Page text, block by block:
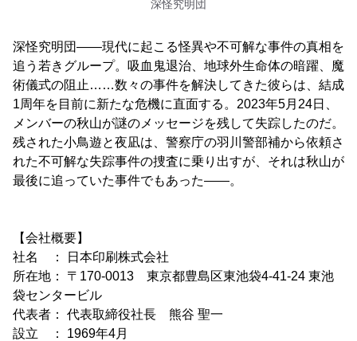
深怪究明団
深怪究明団――現代に起こる怪異や不可解な事件の真相を
追う若きグループ。吸血鬼退治、地球外生命体の暗躍、魔
術儀式の阻止……数々の事件を解決してきた彼らは、結成
1周年を目前に新たな危機に直面する。2023年5月24日、
メンバーの秋山が謎のメッセージを残して失踪したのだ。
残された小鳥遊と夜凪は、警察庁の羽川警部補から依頼さ
れた不可解な失踪事件の捜査に乗り出すが、それは秋山が
最後に追っていた事件でもあった――。
【会社概要】
社名 ： 日本印刷株式会社
所在地： 〒170-0013 東京都豊島区東池袋4-41-24 東池
袋センタービル
代表者： 代表取締役社長 熊谷 聖一
設立 ： 1969年4月